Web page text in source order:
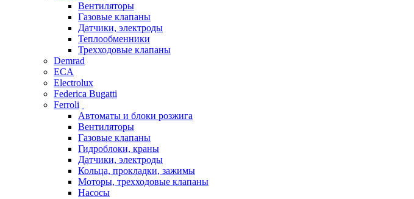
Вентиляторы
Газовые клапаны
Датчики, электроды
Теплообменники
Трехходовые клапаны
Demrad
ECA
Electrolux
Federica Bugatti
Ferroli
Автоматы и блоки розжига
Вентиляторы
Газовые клапаны
Гидроблоки, краны
Датчики, электроды
Кольца, прокладки, зажимы
Моторы, трехходовые клапаны
Насосы